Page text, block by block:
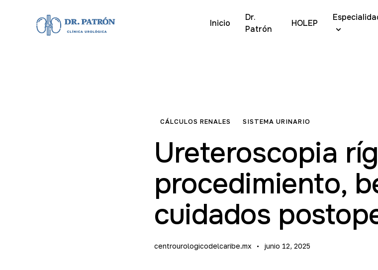
Inicio
Dr.
Patrón
HOLEP
CÁLCULOS RENALES SISTEMA URINARIO
Ureteroscopia
procedimiento,
cuidados
centrourologicodelcaribe.mx junio 12, 2025